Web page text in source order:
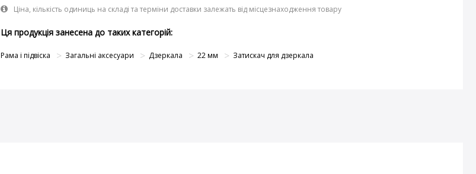
Ціна, кількість одиниць на складі та терміни доставки залежать від місцезнаходження товару
Ця продукція занесена до таких категорій:
Рама і підвіска Загальні аксесуари Дзеркала 22 мм Затискач для дзеркала